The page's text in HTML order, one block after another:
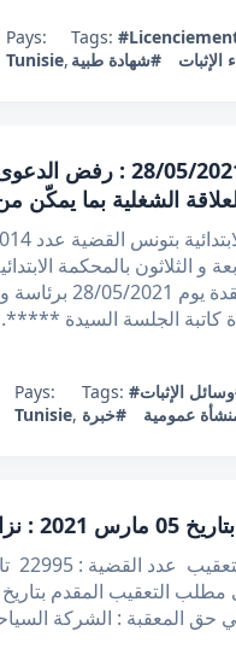
Pays:
Tunisie,
Tags:
#شهادة طبية
قرار ابتدائي عدد 74014
الشغلية بما يمكّن
الثلاثون بالمحكمة
في المادة الشغلية
كاتبة الجلسة السيدة *****.
Pays:
Tunisie,
Tags:
الإثبات
عمومية #خبرة